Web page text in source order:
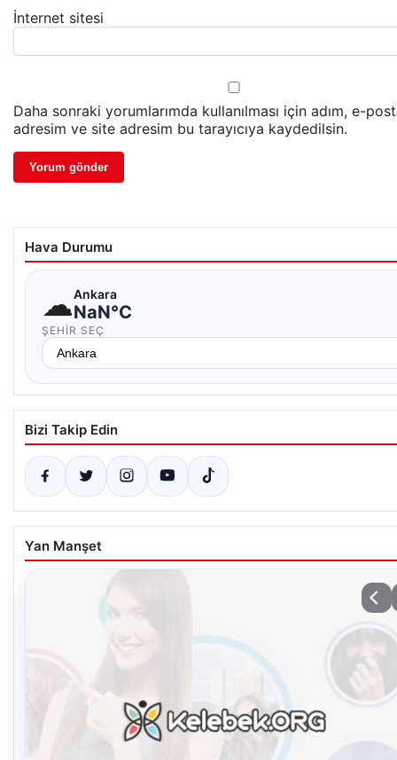
İnternet sitesi
Daha sonraki yorumlarımda kullanılması için adım, e-
adresim ve site adresim bu tarayıcıya kaydedilsin.
Hava Durumu
☁Ankara
NaN°C
ŞEHIR SEÇ
Bizi Takip Edin
Yan Manşet